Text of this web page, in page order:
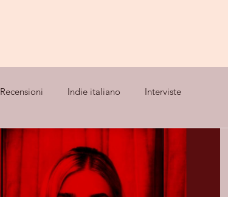
Recensioni Indie italiano Interviste